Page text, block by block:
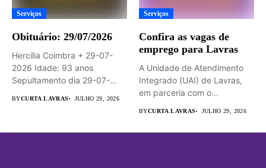
Serviços
Obituário: 29/07/2026
Hercília Coimbra + 29-07-
2026 Idade: 93 anos
Sepultamento dia 29-07-
BYCURTA LAVRAS JULHO 29, 2026
Serviços
Confira as vagas de
emprego para Lavras
A Unidade de Atendimento
Integrado (UAI) de Lavras,
em parceria com o...
BYCURTA LAVRAS JULHO 29, 2026